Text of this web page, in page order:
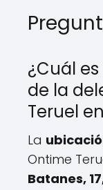
¿Cuál
de la
Teruel
La
Ontime
Batanes,